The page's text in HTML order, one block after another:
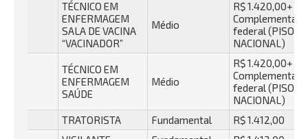
TÉCNICO EM
ENFERMAGEM
SALA DE VACINA
“VACINADOR”
Médio
R$ 1.420,00+
federal (PISO
NACIONAL)
TÉCNICO EM
ENFERMAGEM
SAÚDE
Médio
R$ 1.420,00+
federal (PISO
NACIONAL)
TRATORISTA
Fundamental
R$ 1.412,00